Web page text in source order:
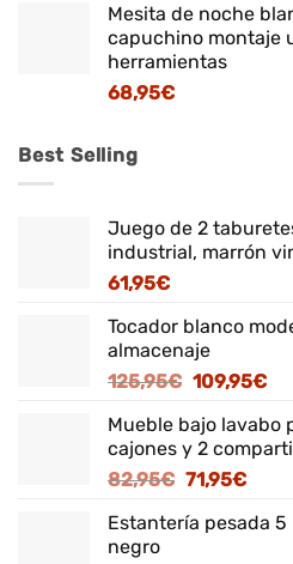
Mesita de noche
capuchino montaje
herramientas
68,95€
Best Selling
Juego de 2
industrial, marrón
61,95€
Tocador blanco
almacenaje
125,95€ El
original
era:
125,95€.
109,95€El
es:
Mueble bajo lavabo
cajones y 2
82,95€ El
original
71,95€El
Estantería pesada
negro